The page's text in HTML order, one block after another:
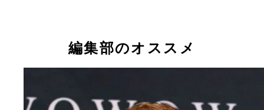
編集部のオススメ